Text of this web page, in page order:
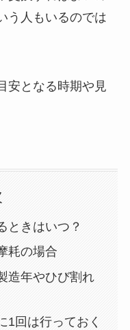
う人もいるのでは
安となる時期や見
ときはいつ？
耗の場合
造年やひび割れ
1回は行っておく